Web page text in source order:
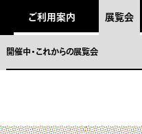
ご利用案内 展覧会
開催中・これからの展覧会